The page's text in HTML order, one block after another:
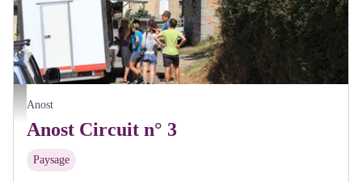
Hameau de Montcimet - A Millot Pnr Morvan
Anost
Anost Circuit n° 3
Paysage